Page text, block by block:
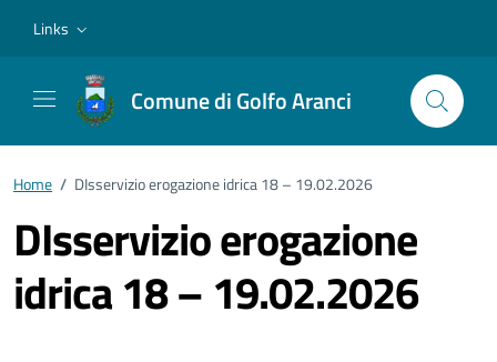
Links
Comune di Golfo Aranci
Home / DIsservizio erogazione idrica 18 – 19.02.2026
DIsservizio erogazione
idrica 18 – 19.02.2026